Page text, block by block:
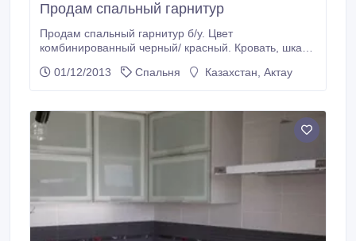
Продам спальный гарнитур
Продам спальный гарнитур б/у. Цвет
комбинированный черный/ красный. Кровать, шкаф,
зеркало..
01/12/2013 Спальня Казахстан, Актау